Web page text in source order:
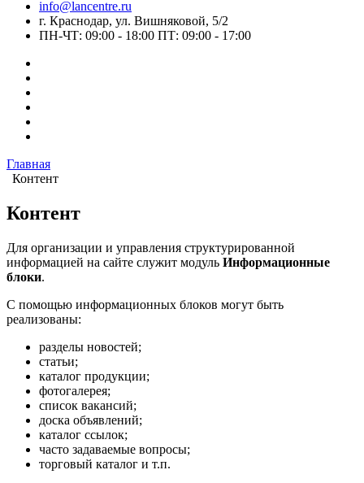
info@lancentre.ru
г. Краснодар, ул. Вишняковой, 5/2
ПН-ЧТ: 09:00 - 18:00 ПТ: 09:00 - 17:00
Главная
Контент
Контент
Для организации и управления структурированной
информацией на сайте служит модуль Информационные
блоки.
С помощью информационных блоков могут быть
реализованы:
разделы новостей;
статьи;
каталог продукции;
фотогалерея;
список вакансий;
доска объявлений;
каталог ссылок;
часто задаваемые вопросы;
торговый каталог и т.п.